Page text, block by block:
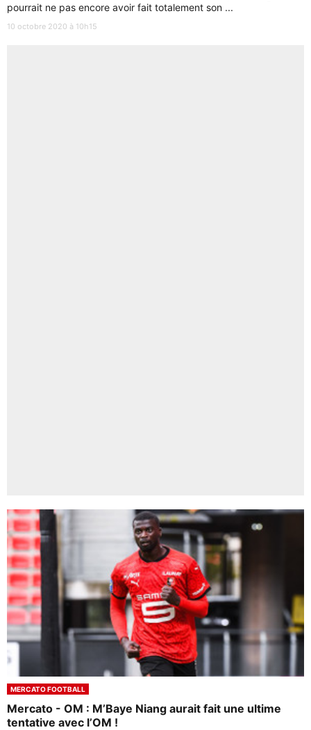
pourrait ne pas encore avoir fait totalement son ...
10 octobre 2020 à 10h15
MERCATO FOOTBALL
Mercato - OM : M’Baye Niang aurait fait une ultime
tentative avec l’OM !